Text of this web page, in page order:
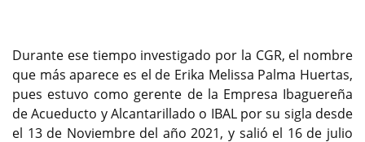
Durante ese tiempo investigado por la CGR, el nombre
que más aparece es el de Erika Melissa Palma Huertas,
pues estuvo como gerente de la Empresa Ibaguereña
de Acueducto y Alcantarillado o IBAL por su sigla desde
el 13 de Noviembre del año 2021, y salió el 16 de julio